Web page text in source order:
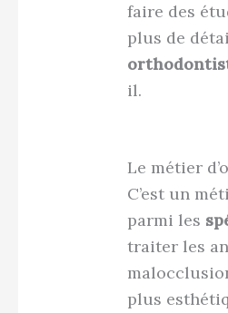
faire des
plus de
il.
Le métier
C’est un
parmi les
traiter les
plus